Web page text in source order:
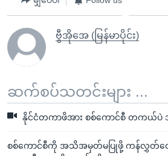
ဗွီအိုအေ (မြန်မာပိုင်း)
ဆက်စပ်သတင်းများ ...
နိုင်ငံတကာဖိအား စစ်ကောင်စီ တကယ်ပဲ
စစ်ကောင်စီကို အသိအမှတ်မပြုဖို့ ကန်လွှတ်